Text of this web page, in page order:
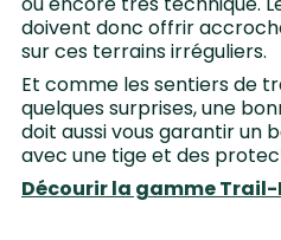
doivent donc offrir
sur ces terrains irréguliers.
Et comme les sentiers de
quelques surprises, une
doit aussi vous garantir un
avec une tige et des
Décourir la gamme